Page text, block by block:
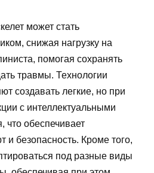
может стать
снижая нагрузку на
помогая сохранять
травмы. Технологии
создавать легкие, но при
с интеллектуальными
что обеспечивает
безопасность. Кроме того,
под разные виды